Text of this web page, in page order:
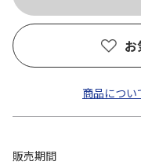
お
商品につい
販売期間